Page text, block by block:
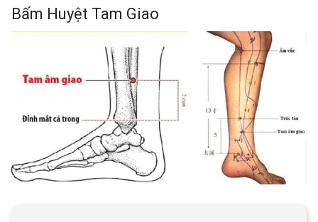
Bấm Huyệt Tam Giao